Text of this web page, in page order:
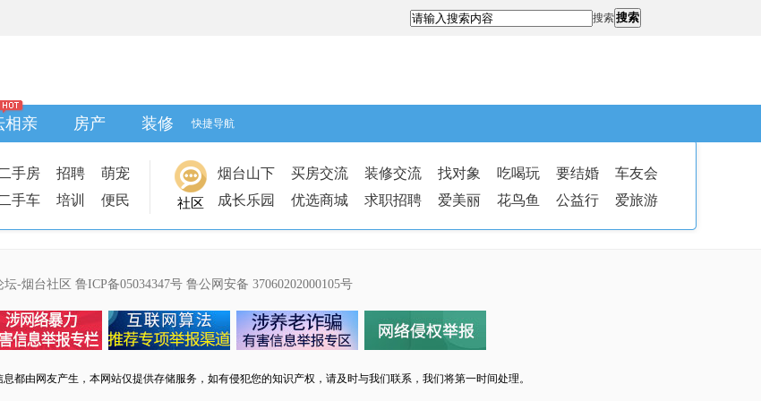
搜索搜索
相亲 房产 装修 快捷导航
二手房 招聘
萌宠
二手车 培训 便民 社区
烟台山下 买房交流 装修交流 找对象 吃喝玩 要结婚
车友会
成长乐园
优选商城 求职招聘 爱美丽 花鸟鱼 公益行 爱旅游
坛-烟台社区 鲁ICP备05034347号 鲁公网安备 37060202000105号
都由网友产生，本网站仅提供存储服务，如有侵犯您的知识产权，请及时与我们联系，我们将第一时间处理。